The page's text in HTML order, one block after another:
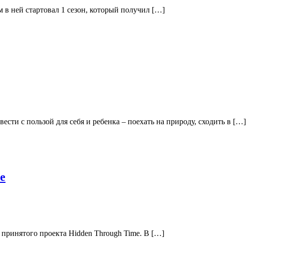
в ней стартовал 1 сезон, который получил […]
с пользой для себя и ребенка – поехать на природу, сходить в […]
принятого проекта Hidden Through Time. В […]